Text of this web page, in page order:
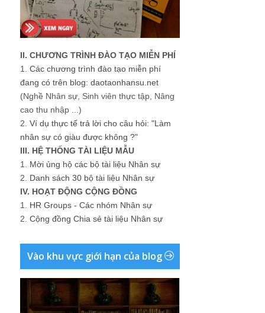
II. CHƯƠNG TRÌNH ĐÀO TẠO MIỄN PHÍ
1. Các chương trình đào tạo miễn phí
đang có trên blog: daotaonhansu.net
(Nghề Nhân sự, Sinh viên thực tập, Nâng
cao thu nhập ...)
2. Ví dụ thực tế trả lời cho câu hỏi: "Làm
nhân sự có giàu được không ?"
III. HỆ THỐNG TÀI LIỆU MẪU
1. Mời ủng hộ các bộ tài liệu Nhân sự
2. Danh sách 30 bộ tài liệu Nhân sự
IV. HOẠT ĐỘNG CỘNG ĐỒNG
1. HR Groups - Các nhóm Nhân sự
2. Cộng đồng Chia sẻ tài liệu Nhân sự
Vào khu vực giới hạn của blog